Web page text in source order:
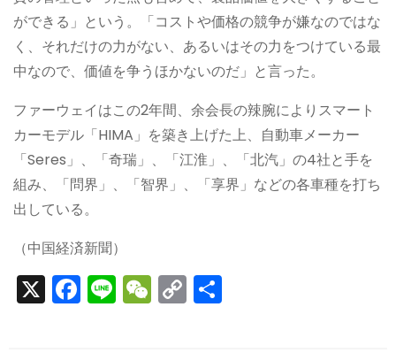
ができる」という。「コストや価格の競争が嫌なのではな
く、それだけの力がない、あるいはその力をつけている最
中なので、価値を争うほかないのだ」と言った。
ファーウェイはこの2年間、余会長の辣腕によりスマート
カーモデル「HIMA」を築き上げた上、自動車メーカー
「Seres」、「奇瑞」、「江淮」、「北汽」の4社と手を
組み、「問界」、「智界」、「享界」などの各車種を打ち
出している。
（中国経済新聞）
X F Li W C